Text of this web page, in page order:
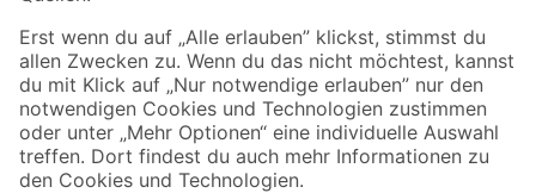
Sicher einkaufen
Jetzt die toom-App herunterladen